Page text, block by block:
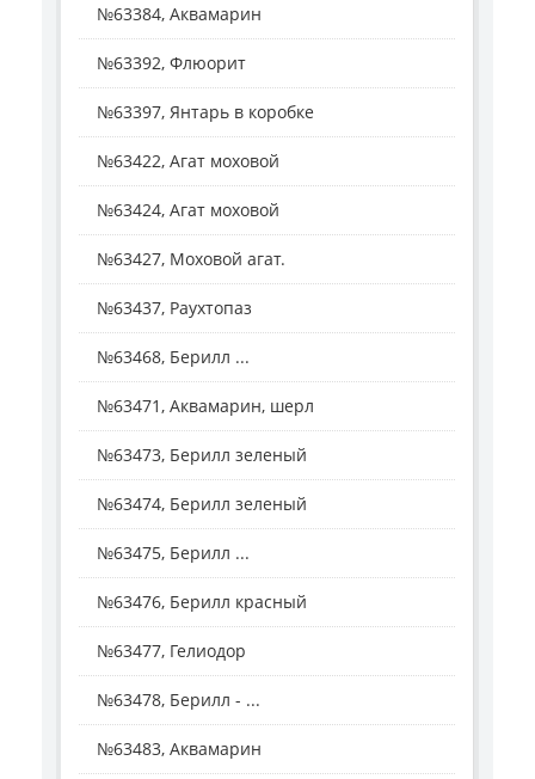
№63384, Аквамарин
№63392, Флюорит
№63397, Янтарь в коробке
№63422, Агат моховой
№63424, Агат моховой
№63427, Моховой агат.
№63437, Раухтопаз
№63468, Берилл ...
№63471, Аквамарин, шерл
№63473, Берилл зеленый
№63474, Берилл зеленый
№63475, Берилл ...
№63476, Берилл красный
№63477, Гелиодор
№63478, Берилл - ...
№63483, Аквамарин